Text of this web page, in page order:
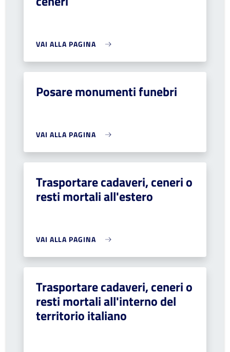
VAI ALLA PAGINA
Posare monumenti funebri
VAI ALLA PAGINA
Trasportare cadaveri, ceneri o
resti mortali all'estero
VAI ALLA PAGINA
Trasportare cadaveri, ceneri o
resti mortali all'interno del
territorio italiano